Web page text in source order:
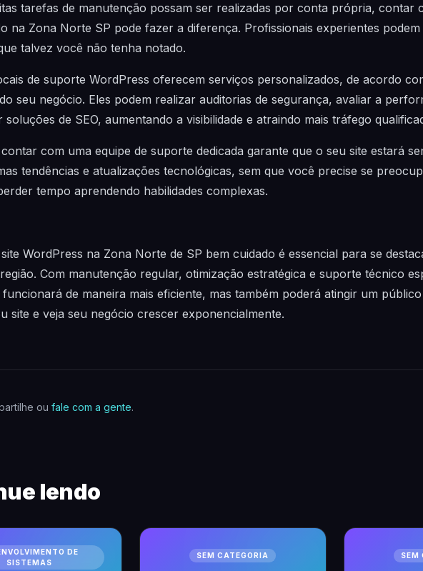
tarefas de manutenção possam ser realizadas por conta própria, contar
na Zona Norte SP pode fazer a diferença. Profissionais experientes
talvez você não tenha notado.
de suporte WordPress oferecem serviços personalizados, de acordo
seu negócio. Eles podem realizar auditorias de segurança, avaliar a
soluções de SEO, aumentando a visibilidade e atraindo mais tráfego
com uma equipe de suporte dedicada garante que o seu site estará
tendências e atualizações tecnológicas, sem que você precise se
tempo aprendendo habilidades complexas.
WordPress na Zona Norte de SP bem cuidado é essencial para se
Com manutenção regular, otimização estratégica e suporte técnico
de maneira mais eficiente, mas também poderá atingir um
site e veja seu negócio crescer exponencialmente.
ou fale com a gente.
lendo
DE
SISTEMAS
SEM CATEGORIA SEM